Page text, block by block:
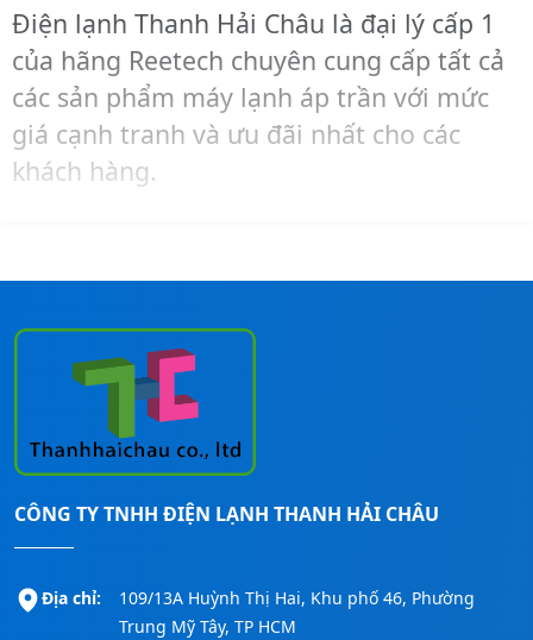
Điện lạnh Thanh Hải Châu là đại lý cấp 1
của hãng Reetech chuyên cung cấp tất cả
các sản phẩm máy lạnh áp trần với mức
giá cạnh tranh và ưu đãi nhất cho các
khách hàng.
trình nhanh nhất!
CÔNG TY TNHH ĐIỆN LẠNH THANH HẢI CHÂU
Địa chỉ:
109/13A Huỳnh Thị Hai, Khu phố 46, Phường
Trung Mỹ Tây, TP HCM